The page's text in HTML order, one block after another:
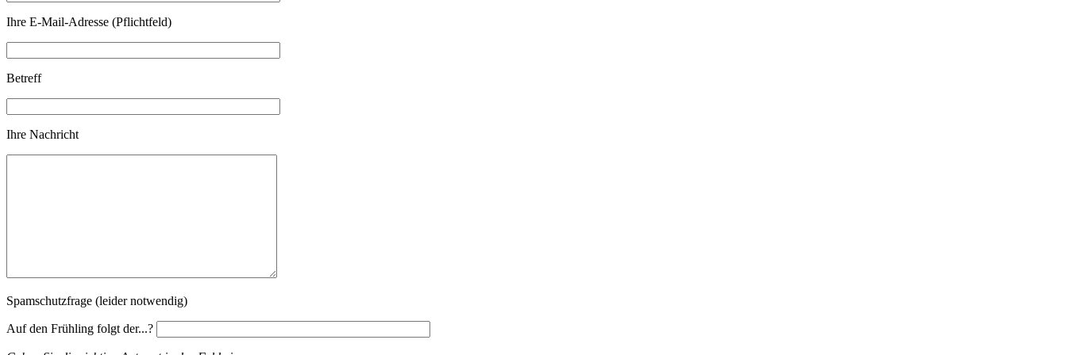
Ihre E-Mail-Adresse (Pflichtfeld)
Betreff
Ihre Nachricht
Spamschutzfrage (leider notwendig)
Auf den Frühling folgt der...?